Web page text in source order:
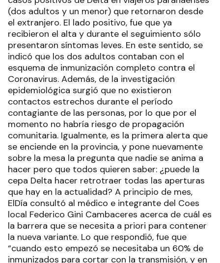
(dos adultos y un menor) que retornaron desde
el extranjero. El lado positivo, fue que ya
recibieron el alta y durante el seguimiento sólo
presentaron síntomas leves. En este sentido, se
indicó que los dos adultos contaban con el
esquema de inmunización completo contra el
Coronavirus. Además, de la investigación
epidemiológica surgió que no existieron
contactos estrechos durante el período
contagiante de las personas, por lo que por el
momento no habría riesgo de propagación
comunitaria. Igualmente, es la primera alerta que
se enciende en la provincia, y pone nuevamente
sobre la mesa la pregunta que nadie se anima a
hacer pero que todos quieren saber: ¿puede la
cepa Delta hacer retrotraer todas las aperturas
que hay en la actualidad? A principio de mes,
ElDía consultó al médico e integrante del Coes
local Federico Gini Cambaceres acerca de cuál es
la barrera que se necesita a priori para contener
la nueva variante. Lo que respondió, fue que
“cuando esto empezó se necesitaba un 60% de
inmunizados para cortar con la transmisión, y en